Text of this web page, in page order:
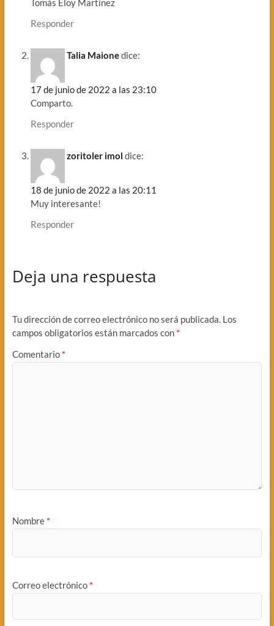
Responder
Talia Maionedice:
17 de junio de 2022 a las 23:10
Comparto.
Responder
zoritoler imol dice:
18 de junio de 2022 a las 20:11
Muy interesante!
Responder
Deja una respuesta
Tu dirección de correo electrónico no será publicada. Los
campos obligatorios están marcados con *
Comentario *
Nombre *
Correo electrónico *